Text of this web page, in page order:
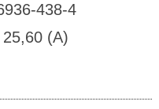
438-4
25,60 (A)